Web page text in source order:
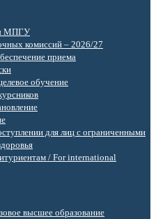
МПГУ
комиссий – 2026/27
приема
обучение
для лиц с ограниченными
/ For international
высшее образование